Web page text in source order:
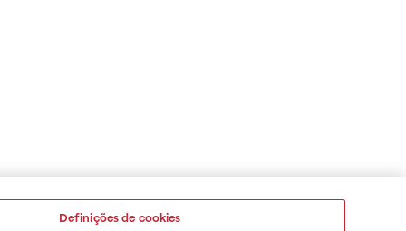
Definições de cookies